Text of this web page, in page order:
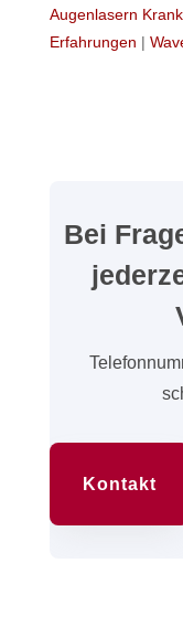
Augenlasern
Erfahrungen |
Bei
Kontakt